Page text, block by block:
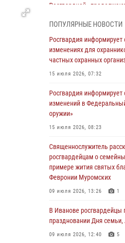
Росгвардией»
В Ивановской области
Росгвардии задержаны
Росгвардейцы Иванова
богослужении в честь
День открытых дверей
СОБР "Сумрак"
молодежи
27 июля 2026, 14:10 2
Представители
провели обучающее
вопитанниками детского
ПОПУЛЯРНЫЕ НОВОСТИ
Росгвардия информирует
изменениях для
частных охранных
15 июля 2026, 07:32
Росгвардия информирует
изменений в
оружии»
15 июля 2026, 08:23
Священнослужитель
росгвардейцам о
примере жития святых
Февронии Муромских
09 июля 2026, 13:26 1
В Иванове росгвардейцы
праздновании Дня
09 июля 2026, 12:40 5